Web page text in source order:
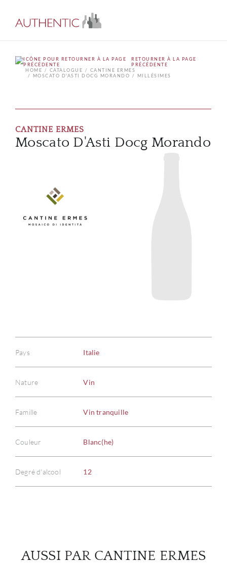
RETOURNER À LA PAGE
PRÉCÉDENTE
HOME
CATALOGUE
CANTINE ERMES
MOSCATO D'ASTI DOCG MORANDO
MILLÉSIMES
CANTINE ERMES
Moscato D'Asti Docg Morando
Pays Italie
Nature Vin
Famille Vin tranquille
Couleur Blanc(he)
Degré d'alcool 12
AUSSI PAR CANTINE ERMES